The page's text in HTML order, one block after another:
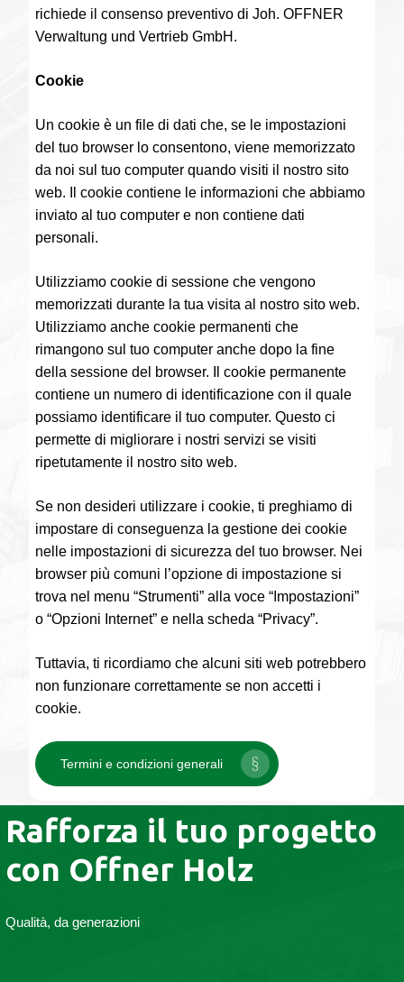
richiede il consenso preventivo di Joh. OFFNER
Verwaltung und Vertrieb GmbH.
Cookie
Un cookie è un file di dati che, se le impostazioni
del tuo browser lo consentono, viene memorizzato
da noi sul tuo computer quando visiti il nostro sito
web. Il cookie contiene le informazioni che abbiamo
inviato al tuo computer e non contiene dati
personali.
Utilizziamo cookie di sessione che vengono
memorizzati durante la tua visita al nostro sito web.
Utilizziamo anche cookie permanenti che
rimangono sul tuo computer anche dopo la fine
della sessione del browser. Il cookie permanente
contiene un numero di identificazione con il quale
possiamo identificare il tuo computer. Questo ci
permette di migliorare i nostri servizi se visiti
ripetutamente il nostro sito web.
Se non desideri utilizzare i cookie, ti preghiamo di
impostare di conseguenza la gestione dei cookie
nelle impostazioni di sicurezza del tuo browser. Nei
browser più comuni l’opzione di impostazione si
trova nel menu “Strumenti” alla voce “Impostazioni”
o “Opzioni Internet” e nella scheda “Privacy”.
Tuttavia, ti ricordiamo che alcuni siti web potrebbero
non funzionare correttamente se non accetti i
cookie.
Termini e condizioni generali
Rafforza il tuo progetto
con Offner Holz
Qualità, da generazioni